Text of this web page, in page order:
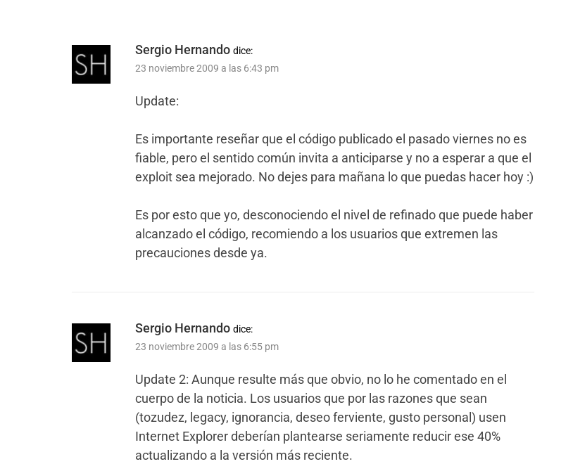
Sergio Hernando dice:
23 noviembre 2009 a las 6:43 pm
Update:
Es importante reseñar que el código publicado el pasado viernes no es
fiable, pero el sentido común invita a anticiparse y no a esperar a que el
exploit sea mejorado. No dejes para mañana lo que puedas hacer hoy :)
Es por esto que yo, desconociendo el nivel de refinado que puede haber
alcanzado el código, recomiendo a los usuarios que extremen las
precauciones desde ya.
Sergio Hernando dice:
23 noviembre 2009 a las 6:55 pm
Update 2: Aunque resulte más que obvio, no lo he comentado en el
cuerpo de la noticia. Los usuarios que por las razones que sean
(tozudez, legacy, ignorancia, deseo ferviente, gusto personal) usen
Internet Explorer deberían plantearse seriamente reducir ese 40%
actualizando a la versión más reciente.